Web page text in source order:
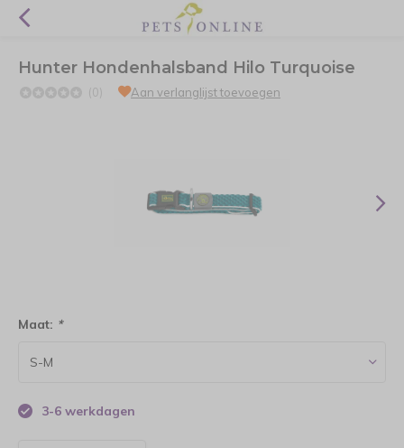
Hunter Hondenhalsband Hilo Turquoise
(0) Aan verlanglijst toevoegen
Maat: *
3-6 werkdagen